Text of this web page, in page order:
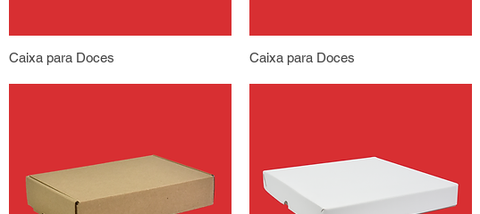
Caixa para Doces Caixa para Doces